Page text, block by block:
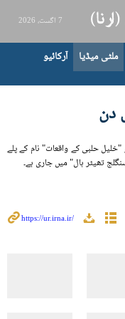
7 اگست، 2026
ملٹی میڈیا آرکائیو
دن
"خلیل حلبی کے واقعات" نام کے پلے
تھیٹر ہال" میں جاری ہے۔